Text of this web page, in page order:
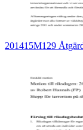
201415M129